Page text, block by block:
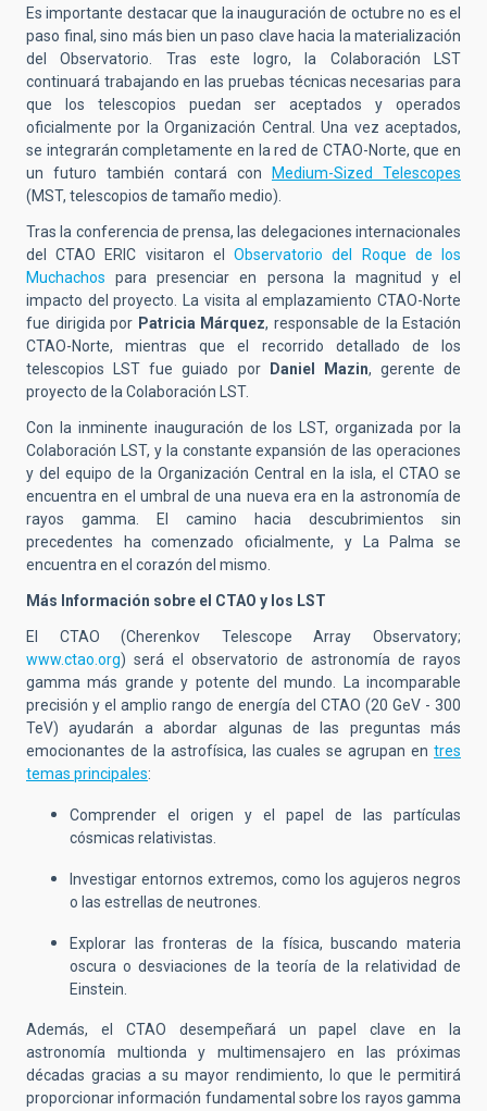
Es importante destacar que la inauguración de octubre no es el
paso final, sino más bien un paso clave hacia la materialización
del Observatorio. Tras este logro, la Colaboración LST
continuará trabajando en las pruebas técnicas necesarias para
que los telescopios puedan ser aceptados y operados
oficialmente por la Organización Central. Una vez aceptados,
se integrarán completamente en la red de CTAO-Norte, que en
un futuro también contará con
Medium-Sized Telescopes
(MST, telescopios de tamaño medio).
Tras la conferencia de prensa, las delegaciones internacionales
del CTAO ERIC visitaron elObservatorio del Roque de los
Muchachos para presenciar en persona la magnitud y el
impacto del proyecto. La visita al emplazamiento CTAO-Norte
fue dirigida por Patricia Márquez, responsable de la Estación
CTAO-Norte, mientras que el recorrido detallado de los
telescopios LST fue guiado por
Daniel Mazin, gerente de
proyecto de la Colaboración LST.
Con la inminente inauguración de los LST, organizada por la
Colaboración LST, y la constante expansión de las operaciones
y del equipo de la Organización Central en la isla, el CTAO se
encuentra en el umbral de una nueva era en la astronomía de
rayos gamma. El camino hacia descubrimientos sin
precedentes ha comenzado oficialmente, y La Palma se
encuentra en el corazón del mismo.
Más Información sobre el CTAO y los LST
El CTAO (Cherenkov Telescope Array Observatory;
www.ctao.org) será el observatorio de astronomía de rayos
gamma más grande y potente del mundo. La incomparable
precisión y el amplio rango de energía del CTAO (20 GeV- 300
TeV) ayudarán a abordar algunas de las preguntas más
emocionantes de la astrofísica, las cuales se agrupan en tres
temas principales:
Comprender el origen y el papel de las partículas
cósmicas relativistas.
Investigar entornos extremos, como los agujeros negros
o las estrellas de neutrones.
Explorar las fronteras de la física, buscando materia
oscura o desviaciones de la teoría de la relatividad de
Einstein.
Además, el CTAO desempeñará un papel clave en la
astronomía multionday multimensajero en las próximas
décadas gracias a su mayor rendimiento, lo que le permitirá
proporcionar información fundamental sobre los rayos gamma